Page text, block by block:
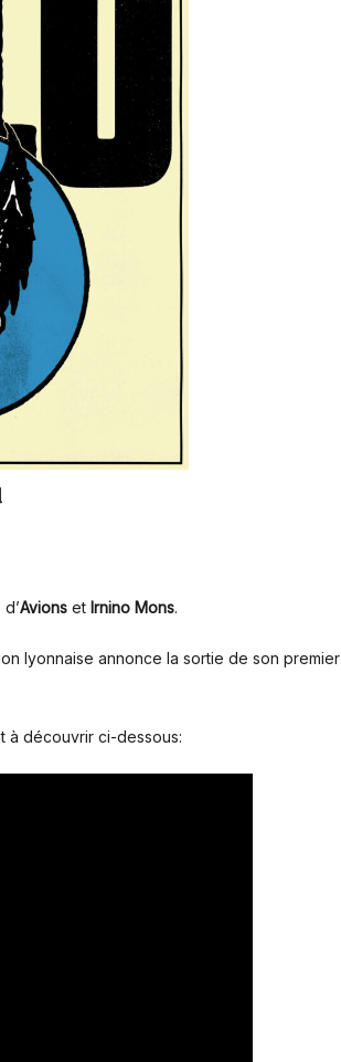
Avions et Irnino Mons.
lyonnaise annonce la sortie de son premier
à découvrir ci-dessous: